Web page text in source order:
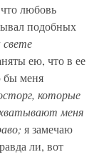
любовь
подобных
свете
ею, что в ее
бы меня
которые
меня
я замечаю
ли, вот